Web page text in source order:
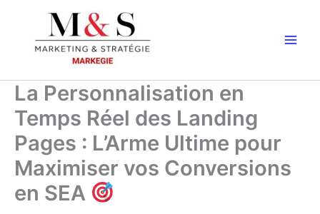
contenu
La Personnalisation en
Temps Réel des Landing
Pages : L’Arme Ultime pour
Maximiser vos Conversions
en SEA